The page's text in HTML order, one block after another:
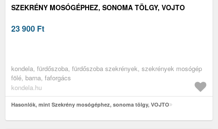
SZEKRÉNY MOSÓGÉPHEZ, SONOMA TÖLGY, VOJTO
23 900 Ft
kondela, fürdőszoba, fürdőszoba szekrények, szekrények mosógép
fölé, barna, faforgács
kondela.hu
Hasonlók, mint Szekrény mosógéphez, sonoma tölgy, VOJTO